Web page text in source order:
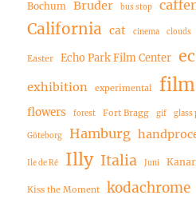
Bochum Bruder bus stop
California cat cinema clouds
Easter Echo Park Film Center
exhibition experimental film
flowers forest Fort Bragg gif glass
Göteborg Hamburg
Ile de Ré Illy Italia Juni
Kiss the Moment kodachrome